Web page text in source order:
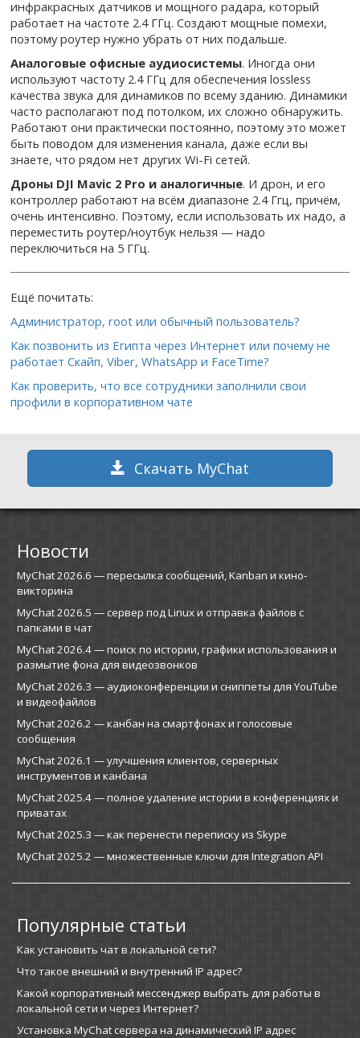
инфракрасных датчиков и мощного радара, который
работает на частоте 2.4 ГГц. Создают мощные помехи,
поэтому роутер нужно убрать от них подальше.
Аналоговые офисные аудиосистемы. Иногда они
используют частоту 2.4 ГГц для обеспечения lossless
качества звука для динамиков по всему зданию. Динамики
часто располагают под потолком, их сложно обнаружить.
Работают они практически постоянно, поэтому это может
быть поводом для изменения канала, даже если вы
знаете, что рядом нет других Wi-Fi сетей.
Дроны DJI Mavic 2 Pro и аналогичные. И дрон, и его
контроллер работают на всём диапазоне 2.4 Ггц, причём,
очень интенсивно. Поэтому, если использовать их надо, а
переместить роутер/ноутбук нельзя — надо
переключиться на 5 ГГц.
Ещё почитать:
Администратор, root или обычный пользователь?
Как позвонить из Египта через Интернет или почему не
работает Скайп, Viber, WhatsApp и FaceTime?
Как проверить, что все сотрудники заполнили свои
профили в корпоративном чате
Скачать MyChat
Новости
MyChat 2026.6 — пересылка сообщений, Kanban и кино-
викторина
MyChat 2026.5 — сервер под Linux и отправка файлов с
папками в чат
MyChat 2026.4 — поиск по истории, графики использования и
размытие фона для видеозвонков
MyChat 2026.3 — аудиоконференции и сниппеты для YouTube
и видеофайлов
MyChat 2026.2 — канбан на смартфонах и голосовые
сообщения
MyChat 2026.1 — улучшения клиентов, серверных
инструментов и канбана
MyChat 2025.4 — полное удаление истории в конференциях и
приватах
MyChat 2025.3 — как перенести переписку из Skype
MyChat 2025.2 — множественные ключи для Integration API
Популярные статьи
Как установить чат в локальной сети?
Что такое внешний и внутренний IP адрес?
Какой корпоративный мессенджер выбрать для работы в
локальной сети и через Интернет?
Установка MyChat сервера на динамический IP адрес